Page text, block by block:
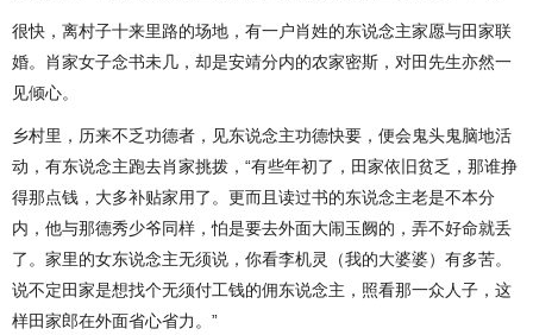
很快，离村子十来里路的场地，有一户肖姓的东说念主家愿与田家联
婚。肖家女子念书未几，却是安靖分内的农家密斯，对田先生亦然一
见倾心。
乡村里，历来不乏功德者，见东说念主功德快要，便会鬼头鬼脑地活
动，有东说念主跑去肖家挑拨，“有些年初了，田家依旧贫乏，那谁挣
得那点钱，大多补贴家用了。更而且读过书的东说念主老是不本分
内，他与那德秀少爷同样，怕是要去外面大闹玉阙的，弄不好命就丢
了。家里的女东说念主无须说，你看李机灵（我的大婆婆）有多苦。
说不定田家是想找个无须付工钱的佣东说念主，照看那一众人子，这
样田家郎在外面省心省力。”